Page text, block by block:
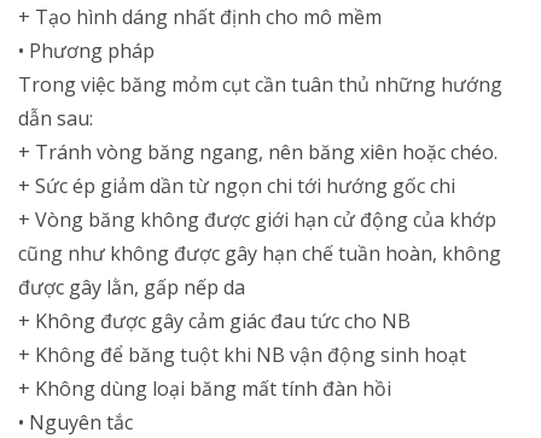
+ Tạo hình dáng nhất định cho mô mềm
• Phương pháp
Trong việc băng mỏm cụt cần tuân thủ những hướng
dẫn sau:
+ Tránh vòng băng ngang, nên băng xiên hoặc chéo.
+ Sức ép giảm dần từ ngọn chi tới hướng gốc chi
+ Vòng băng không được giới hạn cử động của khớp
cũng như không được gây hạn chế tuần hoàn, không
được gây lằn, gấp nếp da
+ Không được gây cảm giác đau tức cho NB
+ Không để băng tuột khi NB vận động sinh hoạt
+ Không dùng loại băng mất tính đàn hồi
• Nguyên tắc